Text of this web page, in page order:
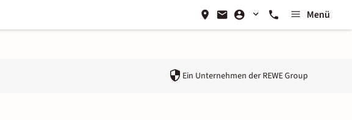
Menü
Ein Unternehmen der REWE Group